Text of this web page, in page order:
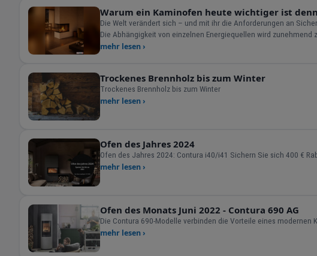
Warum ein Kaminofen heute wichtiger ist
Die Welt verändert sich – und mit ihr die Anforderungen an
Die Abhängigkeit von einzelnen Energiequellen wird zunehmend
mehr lesen ›
Trockenes Brennholz bis zum Winter
Trockenes Brennholz bis zum Winter
mehr lesen ›
Ofen des Jahres 2024
Ofen des Jahres 2024: Contura i40/
mehr lesen ›
Ofen des Monats Juni 2022 - Contura 690 AG
Die Contura 690-Modelle verbinden die Vorteile eines
mehr lesen ›